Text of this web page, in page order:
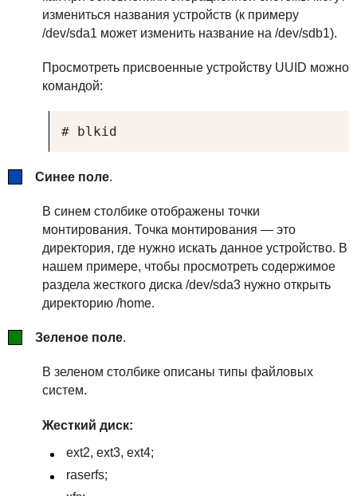
измениться названия устройств (к примеру
/dev/sda1 может изменить название на /dev/sdb1).
Просмотреть присвоенные устройству UUID можно
командой:
# blkid
Синее поле.
В синем столбике отображены точки
монтирования. Точка монтирования — это
директория, где нужно искать данное устройство. В
нашем примере, чтобы просмотреть содержимое
раздела жесткого диска /dev/sda3 нужно открыть
директорию /home.
Зеленое поле.
В зеленом столбике описаны типы файловых
систем.
Жесткий диск:
ext2, ext3, ext4;
raserfs;